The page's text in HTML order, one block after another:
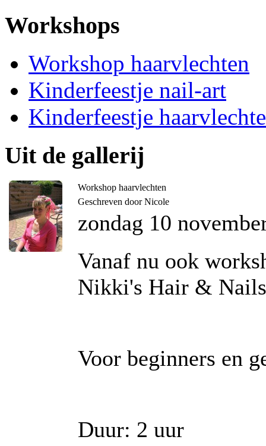
Workshops
Workshop haarvlechten
Kinderfeestje nail-art
Kinderfeestje
Uit de gallerij
Workshop haarvlechten
Geschreven door Nicole
zondag 10
Vanaf nu ook
Nikki's Hair &
Voor beginners en
Duur: 2 uur